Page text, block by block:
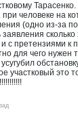
при человеке на
(одно из-за
сколько
с претензиями к
для чего нужен
участковый это